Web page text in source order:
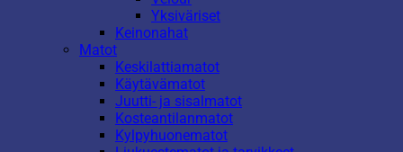
Yksiväriset
Keinonahat
Matot
Keskilattiamatot
Käytävämatot
Juutti- ja sisalmatot
Kosteantilanmatot
Kylpyhuonematot